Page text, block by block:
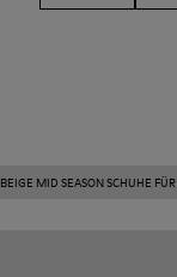
BEIGE MID SEASON SCHUHE